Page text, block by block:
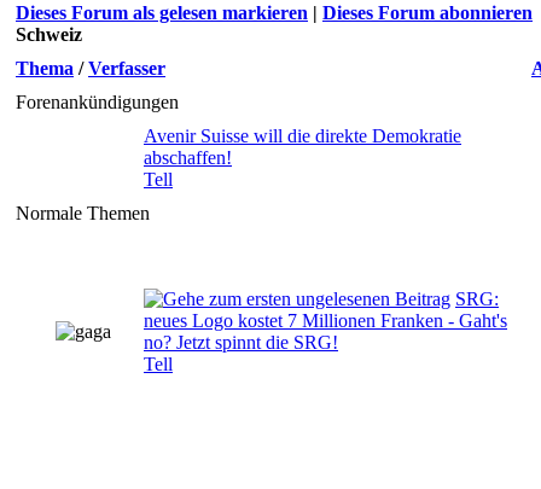
Dieses Forum als gelesen markieren | Dieses Forum abonnieren
Schweiz
Thema /Verfasser
Forenankündigungen
Avenir Suisse will die direkte Demokratie
abschaffen!
Tell
Normale Themen
SRG:
neues Logo kostet 7 Millionen Franken - Gaht's
no? Jetzt spinnt die SRG!
Tell